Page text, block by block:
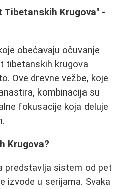
Tibetanskih Krugova" -
obećavaju očuvanje
tibetanskih krugova
Ove drevne vežbe, koje
kombinacija su
fokusacije koja deluje
Krugova?
predstavlja sistem od pet
izvode u serijama. Svaka